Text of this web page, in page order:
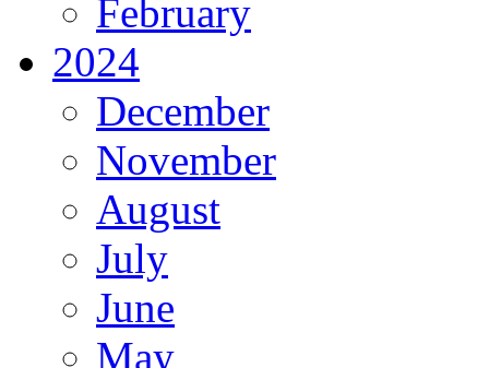
February
2024
December
November
August
July
June
May